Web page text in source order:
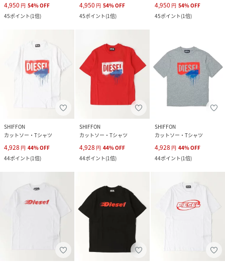
4,950 円 54%OFF
45ポイント(1倍)
4,950 円 54%OFF
45ポイント(1倍)
4,950 円 54%OFF
45ポイント(1倍)
SHIFFON
カットソー・Tシャツ
4,928 円 44%OFF
44ポイント(1倍)
SHIFFON
カットソー・Tシャツ
4,928 円 44%OFF
44ポイント(1倍)
SHIFFON
カットソー・Tシャツ
4,928 円 44%OFF
44ポイント(1倍)